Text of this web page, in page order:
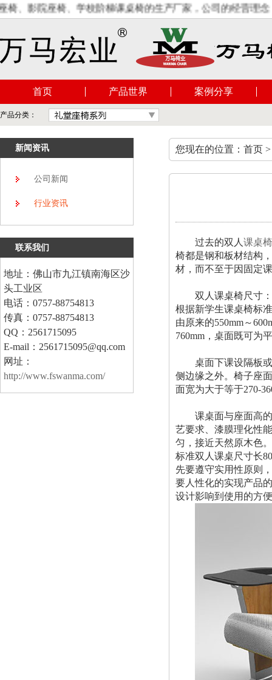
影院座椅、学校阶梯课桌椅的生产厂家，公司的经营理念
首页 产品世界 案例分享
产品分类：
新闻资讯
公司新闻
行业资讯
联系我们
地址：佛山市九江镇南海区沙
头工业区
电话：0757-88754813
传真：0757-88754813
QQ：2561715095
E-mail：2561715095@qq.com
网址：
http://www.fswanma.com/
您现在的位置：首页
过去的双人 课桌椅
椅都是钢和板材结构
材，而不至于因固定
双人课桌椅尺寸：
根据新学生课桌椅标
由原来的550mm～
760mm，桌面既可为
桌面下课设隔板或
侧边缘之外。椅子座
面宽为大于等于270-
课桌面与座面高的
艺要求、漆膜理化性
匀，接近天然原木色。
标准双人课桌尺寸长
先要遵守实用性原则
要人性化的实现产品
设计影响到使用的方